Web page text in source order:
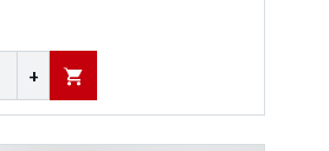
+ В КОРЗИНУ